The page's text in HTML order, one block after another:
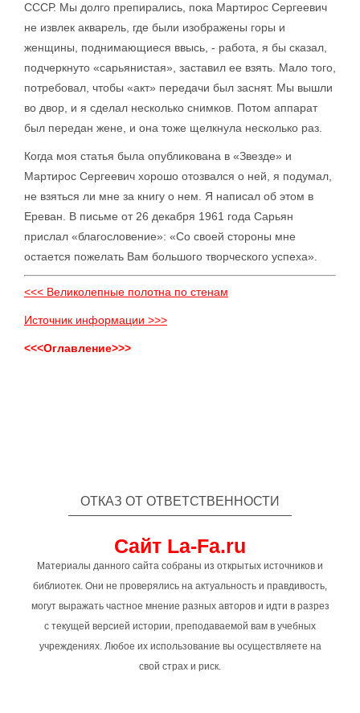
СССР. Мы долго препирались, пока Мартирос Сергеевич
не извлек акварель, где были изображены горы и
женщины, поднимающиеся ввысь, - работа, я бы сказал,
подчеркнуто «сарьянистая», заставил ее взять. Мало того,
потребовал, чтобы «акт» передачи был заснят. Мы вышли
во двор, и я сделал несколько снимков. Потом аппарат
был передан жене, и она тоже щелкнула несколько раз.
Когда моя статья была опубликована в «Звезде» и
Мартирос Сергеевич хорошо отозвался о ней, я подумал,
не взяться ли мне за книгу о нем. Я написал об этом в
Ереван. В письме от 26 декабря 1961 года Сарьян
прислал «благословение»: «Со своей стороны мне
остается пожелать Вам большого творческого успеха».
<<< Великолепные полотна по стенам
Источник информации >>>
<<<Оглавление>>>
ОТКАЗ ОТ ОТВЕТСТВЕННОСТИ
Сайт La-Fa.ru
Материалы данного сайта собраны из открытых источников и
библиотек. Они не проверялись на актуальность и правдивость,
могут выражать частное мнение разных авторов и идти в разрез
с текущей версией истории, преподаваемой вам в учебных
учреждениях. Любое их использование вы осуществляете на
свой страх и риск.